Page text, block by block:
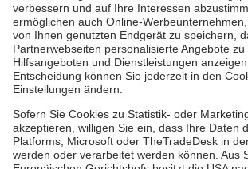
des Deutschen
Dienste & Leistungen